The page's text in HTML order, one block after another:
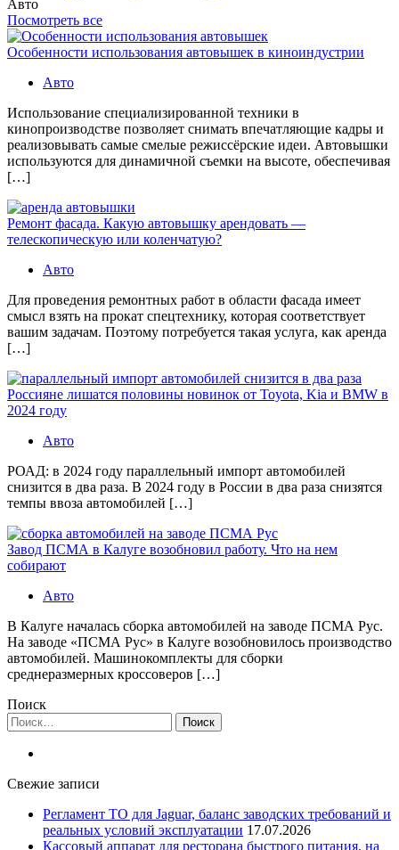
Авто
Посмотреть все
Особенности использования автовышек в киноиндустрии
Авто
Использование специализированной техники в
кинопроизводстве позволяет снимать впечатляющие кадры и
реализовывать самые смелые режиссёрские идеи. Автовышки
используются для динамичной съемки на высоте, обеспечивая
[…]
Ремонт фасада. Какую автовышку арендовать —
телескопическую или коленчатую?
Авто
Для проведения ремонтных работ в области фасада имеет
смысл взять на прокат спецтехнику, которая соответствует
вашим задачам. Поэтому потребуется такая услуга, как аренда
[…]
Россияне лишатся половины новинок от Toyota, Kia и BMW в
2024 году
Авто
РОАД: в 2024 году параллельный импорт автомобилей
снизится в два раза. В 2024 году в России в два раза снизятся
темпы ввоза автомобилей […]
Завод ПСМА в Калуге возобновил работу. Что на нем
собирают
Авто
В Калуге началась сборка автомобилей на заводе ПСМА Рус.
На заводе «ПСМА Рус» в Калуге возобновилось производство
автомобилей. Машинокомплекты для сборки
среднеразмерных кроссоверов […]
Поиск
Найти:
Свежие записи
Регламент ТО для Jaguar, баланс заводских требований и
реальных условий эксплуатации 17.07.2026
Кассовый аппарат для ресторана быстрого питания, на